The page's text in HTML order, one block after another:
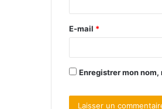
E-mail *
Enregistrer mon